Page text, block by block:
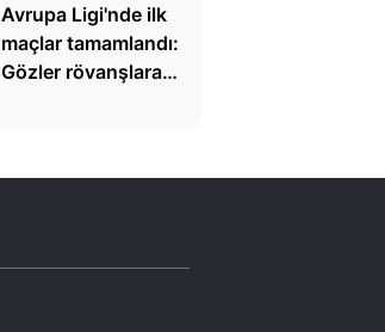
Avrupa Ligi'nde ilk
maçlar tamamlandı:
Gözler rövanşlara